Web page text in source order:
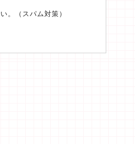
。（スパム対策）